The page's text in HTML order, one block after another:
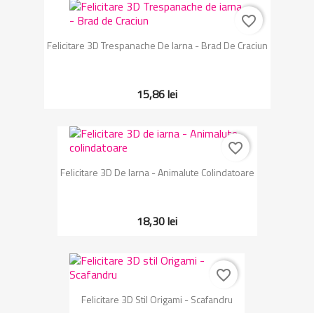
Felicitare 3D Trespanache De Iarna - Brad De Craciun
15,86 lei
favorite_border
Felicitare 3D De Iarna - Animalute Colindatoare
18,30 lei
favorite_border
Felicitare 3D Stil Origami - Scafandru
favorite_border